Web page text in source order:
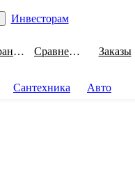
Инвесторам
Избранное Сравнение Заказы
Сантехника Авто